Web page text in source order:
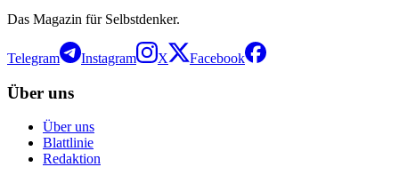
Das Magazin für Selbstdenker.
Telegram Instagram X Facebook
Über uns
Über uns
Blattlinie
Redaktion